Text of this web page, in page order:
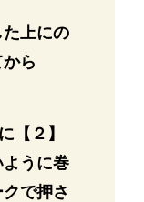
た上にの
ら
【２】
うに巻
で押さ